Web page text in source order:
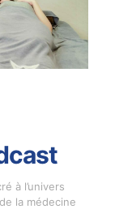
à l’univers
la médecine